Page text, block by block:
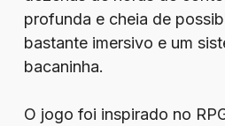
profunda e cheia de
bastante imersivo e um
bacaninha.
O jogo foi inspirado no